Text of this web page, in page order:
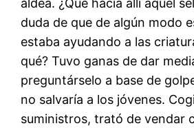
aldea. ¿Qué hacía allí aquel
duda de que de algún modo
estaba ayudando a las
qué? Tuvo ganas de dar
preguntárselo a base de
no salvaría a los jóvenes.
suministros, trató de vendar